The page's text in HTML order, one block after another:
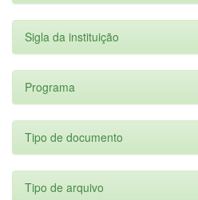
Sigla da instituição
Programa
Tipo de documento
Tipo de arquivo